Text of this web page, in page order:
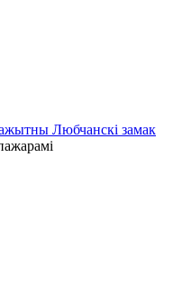
Любчанскі замак